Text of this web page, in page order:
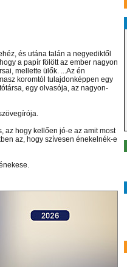
és utána talán a negyediktől
a papír fölött az ember nagyon
mellette ülők. ...Az én
koromtól tulajdonképpen egy
egy olvasója, az nagyon-
az hogy kellően jó-e az amit most
az, hogy szívesen énekelnék-e